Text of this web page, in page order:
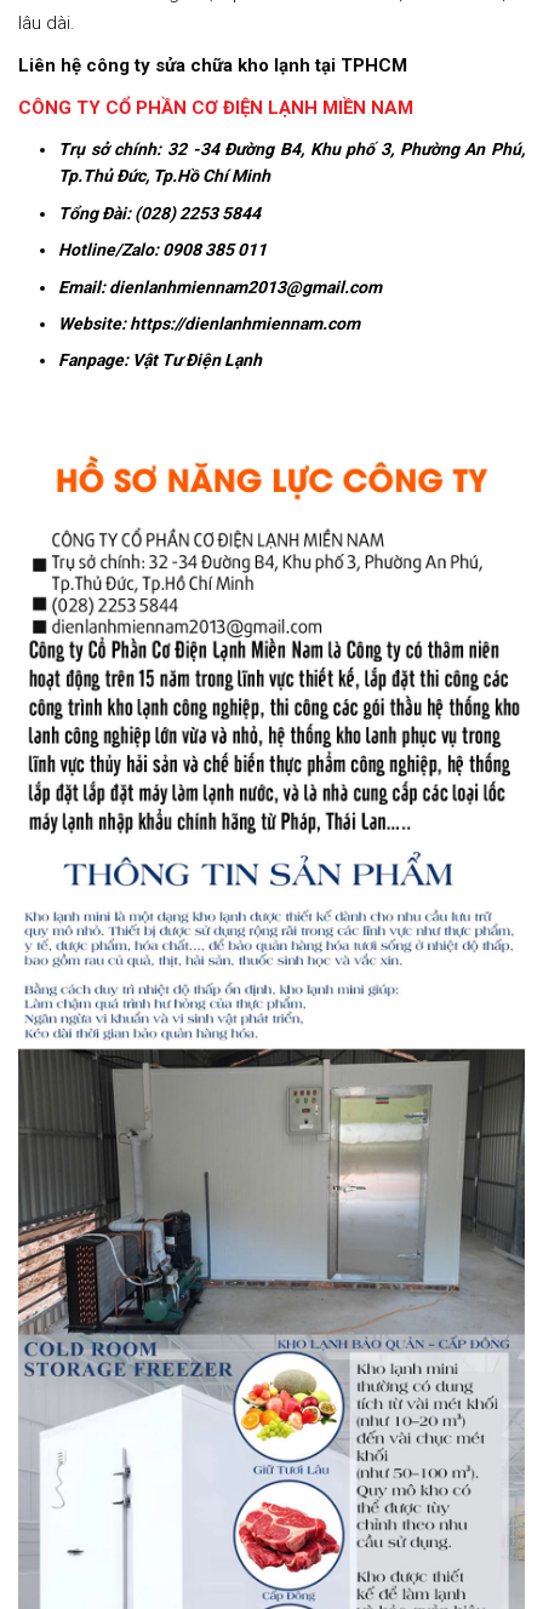
lâu dài.
Liên hệ công ty sửa chữa kho lạnh tại TPHCM
CÔNG TY CỔ PHẦN CƠ ĐIỆN LẠNH MIỀN NAM
Trụ sở chính: 32 -34 Đường B4, Khu phố 3, Phường An Phú,
Tp.Thủ Đức, Tp.Hồ Chí Minh
Tổng Đài: (028) 2253 5844
Hotline/Zalo:0908 385 011
Email:dienlanhmiennam2013@gmail.com
Website:https://dienlanhmiennam.com
Fanpage: Vật Tư Điện Lạnh